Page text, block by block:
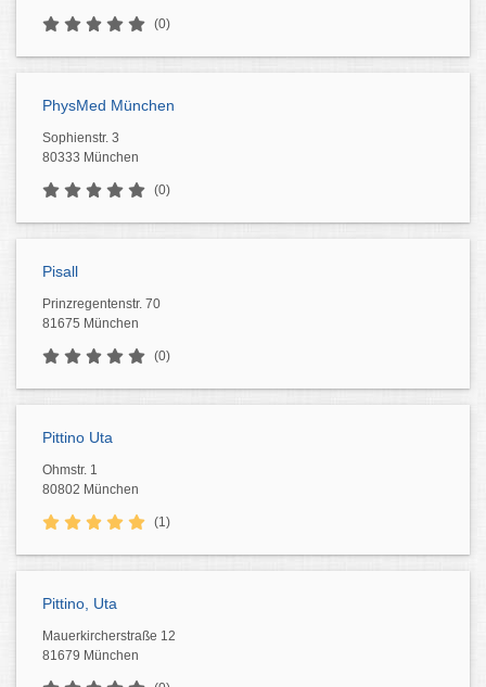
(0)
PhysMed München
Sophienstr. 3
80333 München
(0)
Pisall
Prinzregentenstr. 70
81675 München
(0)
Pittino Uta
Ohmstr. 1
80802 München
(1)
Pittino, Uta
Mauerkircherstraße 12
81679 München